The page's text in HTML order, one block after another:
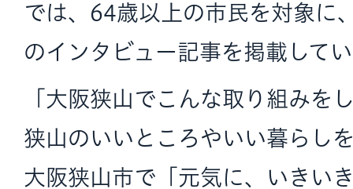
では、64歳以上の市民を対象に
のインタビュー記事を掲載して
「大阪狭山でこんな取り組みを
狭山のいいところやいい暮らし
大阪狭山市で「元気に、いきい